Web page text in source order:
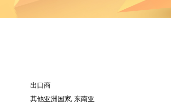
出口商
其他亚洲国家, 东南亚